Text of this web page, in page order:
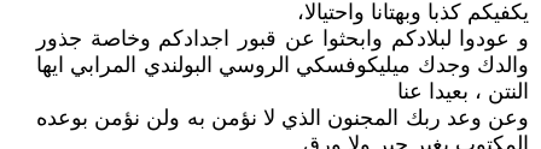
يكفيكم كذبا وبهتانا واحتيالا،
و عودوا لبلادكم وابحثوا عن قبور اجدادكم وخاصة جذور
والدك وجدك ميليكوفسكي الروسي البولندي المرابي ايها
النتن ، بعيدا عنا
وعن وعد ربك المجنون الذي لا نؤمن به ولن نؤمن بوعده